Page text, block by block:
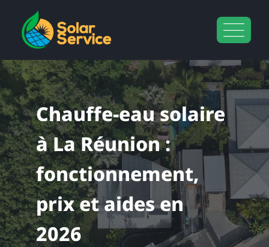
principal
Chauffe-eau solaire
à La Réunion :
fonctionnement,
prix et aides en
2026